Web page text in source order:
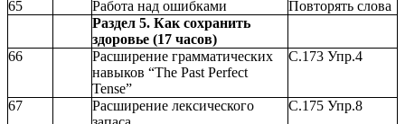
65 Работа над ошибками
Повторять слова
Раздел 5. Как сохранить
здоровье (17 часов)
66
Расширение грамматических
навыков “The Past Perfect
Tense”
С.173 Упр.4
67
Расширение лексического
С.175 Упр.8